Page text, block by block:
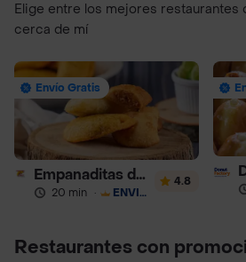
Elige entre los mejores restaurantes
cerca de mí
Envío Gratis
Empanaditas de Pipian - Empanadas
20 min · ENVÍO GRATIS
4.8
Restaurantes con